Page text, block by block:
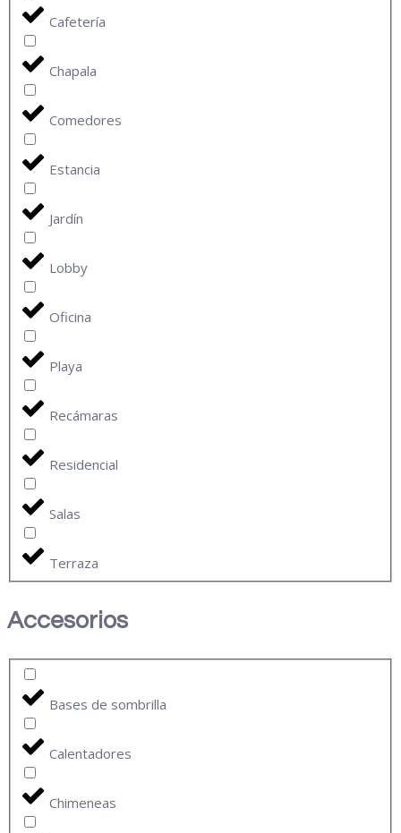
Cafetería
Chapala
Comedores
Estancia
Jardín
Lobby
Oficina
Playa
Recámaras
Residencial
Salas
Terraza
Accesorios
Bases de sombrilla
Calentadores
Chimeneas